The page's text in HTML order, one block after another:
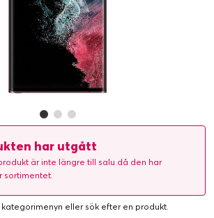
har utgått
är inte längre till salu då den har
sortimentet.
eller sök efter en produkt.